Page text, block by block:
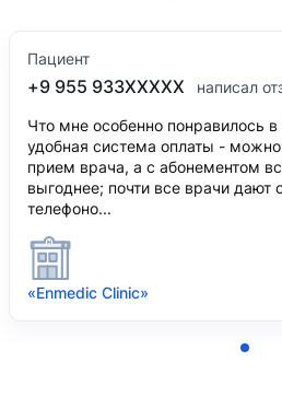
Пациент
+9 955 933XXXXX написал
Что мне особенно понравилось
удобная система оплаты - можно
прием врача, а с абонементом
выгоднее; почти все врачи дают
телефоно...
«Enmedic Clinic»